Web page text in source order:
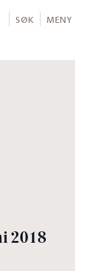
SØK MENY
2018